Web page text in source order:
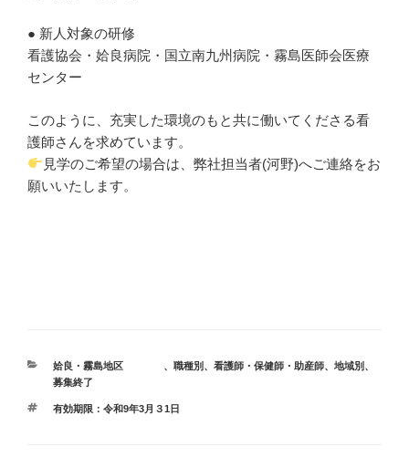
● 新人対象の研修
看護協会・姶良病院・国立南九州病院・霧島医師会医療
センター
このように、充実した環境のもと共に働いてくださる看
護師さんを求めています。
見学のご希望の場合は、弊社担当者(河野)へご連絡をお
願いいたします。
カ
テ
リ
姶良・霧島地区 、 職種別 、 看護師・保健師・助産師、 地域別 、
募集終了
タ
有効期限：令和9年3月３1日